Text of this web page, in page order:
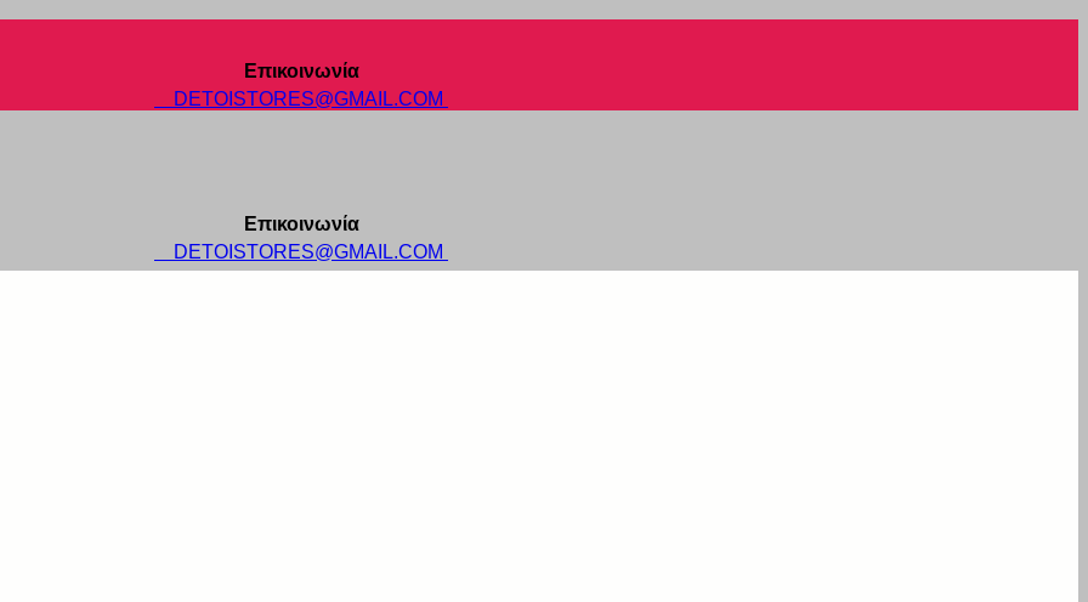
Επικοινωνία
DETOISTORES@GMAIL.COM
Επικοινωνία
DETOISTORES@GMAIL.COM